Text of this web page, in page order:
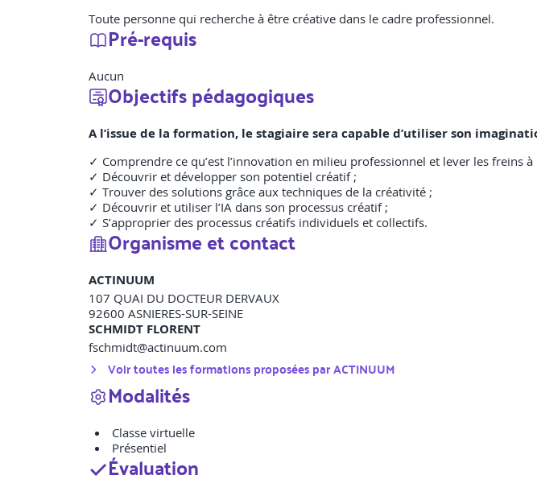
Toute personne qui recherche à être créative dans le cadre professionnel.
Pré-requis
Aucun
Objectifs pédagogiques
A l’issue de la formation, le stagiaire sera capable d’utiliser son
✓ Comprendre ce qu’est l’innovation en milieu professionnel et lever les freins à
✓ Découvrir et développer son potentiel créatif ;
✓ Trouver des solutions grâce aux techniques de la créativité ;
✓ Découvrir et utiliser l’IA dans son processus créatif ;
✓ S’approprier des processus créatifs individuels et collectifs.
Organisme et contact
ACTINUUM
107 QUAI DU DOCTEUR DERVAUX
92600 ASNIERES-SUR-SEINE
SCHMIDT FLORENT
fschmidt@actinuum.com
Voir toutes les formations proposées parACTINUUM
Modalités
Classe virtuelle
Présentiel
Évaluation